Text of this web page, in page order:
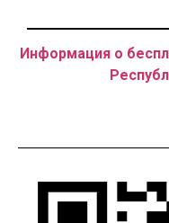
Информация о